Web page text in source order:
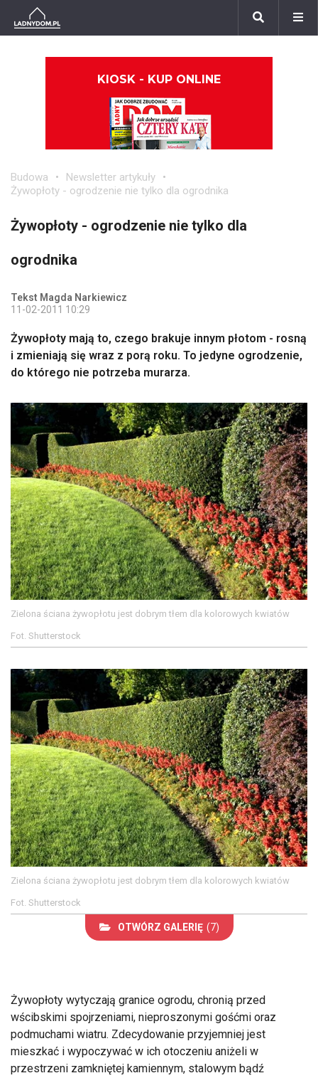
KIOSK - KUP ONLINE
Budowa
Newsletter artykuły
Żywopłoty - ogrodzenie nie tylko dla ogrodnika
Żywopłoty - ogrodzenie nie tylko dla
ogrodnika
Tekst Magda Narkiewicz
11-02-2011 10:29
Żywopłoty mają to, czego brakuje innym płotom - rosną
i zmieniają się wraz z porą roku. To jedyne ogrodzenie,
do którego nie potrzeba murarza.
Zielona ściana żywopłotu jest dobrym tłem dla kolorowych kwiatów
Fot. Shutterstock
Zielona ściana żywopłotu jest dobrym tłem dla kolorowych kwiatów
Fot. Shutterstock
OTWÓRZ GALERIĘ (7)
Żywopłoty wytyczają granice ogrodu, chronią przed
wścibskimi spojrzeniami, nieproszonymi gośćmi oraz
podmuchami wiatru. Zdecydowanie przyjemniej jest
mieszkać i wypoczywać w ich otoczeniu aniżeli w
przestrzeni zamkniętej kamiennym, stalowym bądź